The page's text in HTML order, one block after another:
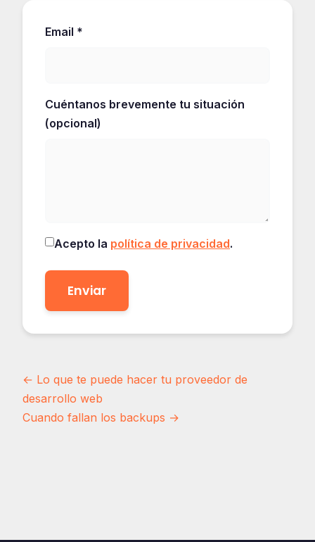
Email *
Cuéntanos brevemente tu situación
(opcional)
Acepto la política de privacidad.
Enviar
Navegación
de
← Lo que te puede hacer tu proveedor de
desarrollo web
Cuando fallan los backups →